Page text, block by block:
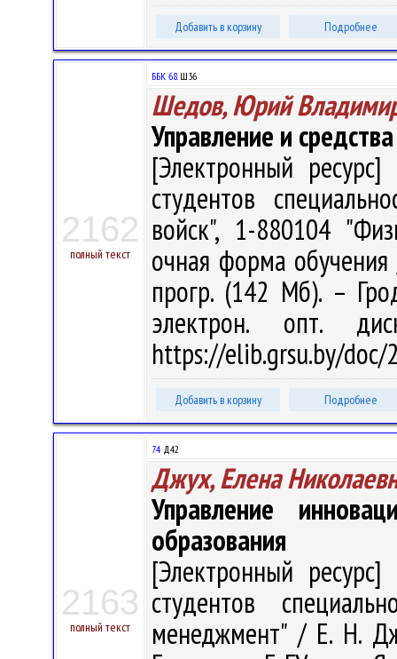
Добавить в корзину Подробнее
2162
полный текст
ББК 68.Ш36
Шедов, Юрий
Управление и
[Электронный
студентов
войск", 1-880104
очная форма
прогр. (142 Мб). –
электрон. опт.
https://elib.grsu.by/doc/
Добавить в корзину Подробнее
2163
полный текст
74 Д42
Джух, Елена
Управление
образования
[Электронный
студентов
менеджмент" / Е. Н.